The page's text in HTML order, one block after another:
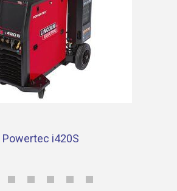
Powertec i420S